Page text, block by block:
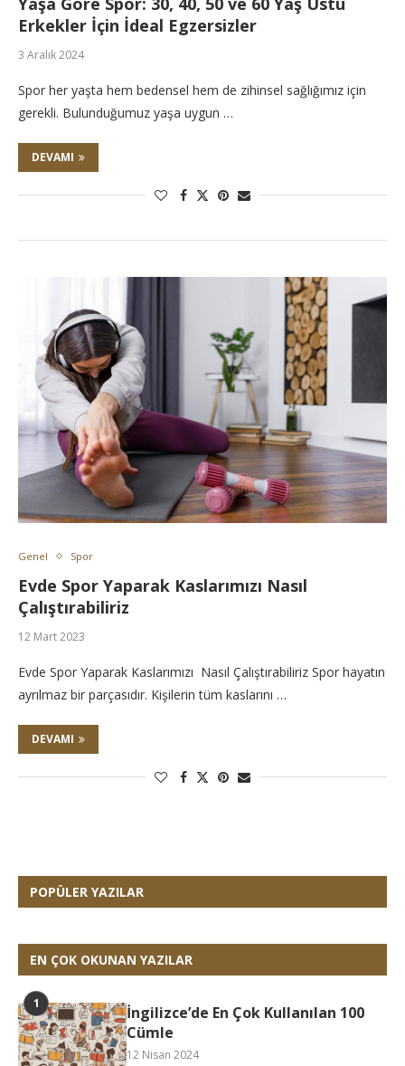
Erkekler İçin İdeal Egzersizler
3 Aralık 2024
Spor her yaşta hem bedensel hem de zihinsel sağlığımız için
gerekli. Bulunduğumuz yaşa uygun …
DEVAMI
Genel Spor
Evde Spor Yaparak Kaslarımızı Nasıl
Çalıştırabiliriz
12 Mart 2023
Evde Spor Yaparak Kaslarımızı Nasıl Çalıştırabiliriz Spor hayatın
ayrılmaz bir parçasıdır. Kişilerin tüm kaslarını …
DEVAMI
POPÜLER YAZILAR
EN ÇOK OKUNAN YAZILAR
İngilizce’de En Çok Kullanılan 100
Cümle
12 Nisan 2024